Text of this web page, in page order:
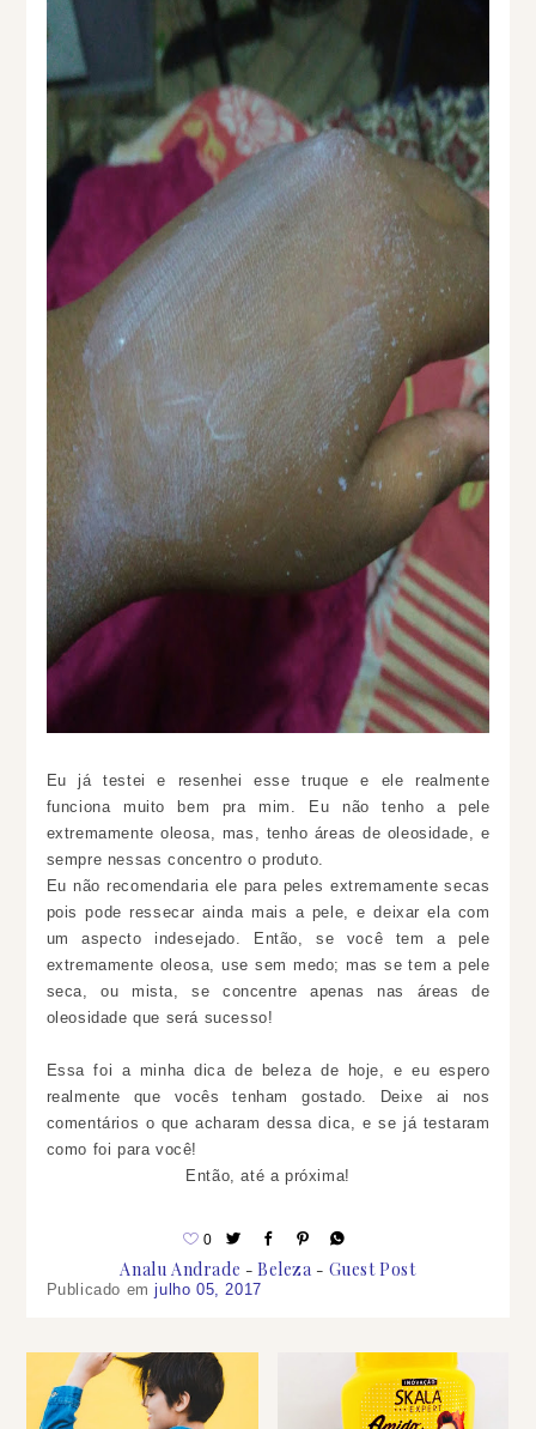
Eu já testei e resenhei esse truque e ele realmente
funciona muito bem pra mim. Eu não tenho a pele
extremamente oleosa, mas, tenho áreas de oleosidade, e
sempre nessas concentro o produto.
Eu não recomendaria ele para peles extremamente secas
pois pode ressecar ainda mais a pele, e deixar ela com
um aspecto indesejado. Então, se você tem a pele
extremamente oleosa, use sem medo; mas se tem a pele
seca, ou mista, se concentre apenas nas áreas de
oleosidade que será sucesso!
Essa foi a minha dica de beleza de hoje, e eu espero
realmente que vocês tenham gostado.
Deixe ai nos
comentários o que acharam dessa dica, e se já testaram
como foi para você!
Então, até a próxima!
0
Analu Andrade Beleza Guest Post
Publicado emjulho 05, 2017